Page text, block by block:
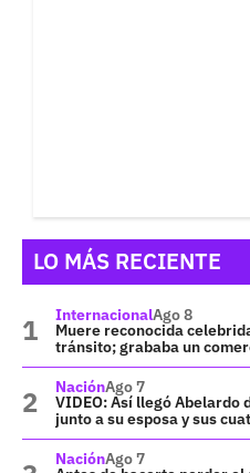
LO MÁS RECIENTE
InternacionalAgo 8
Muere reconocida
tránsito; grababa un
NaciónAgo 7
VIDEO: Así llegó Abelardo
junto a su esposa y sus
NaciónAgo 7